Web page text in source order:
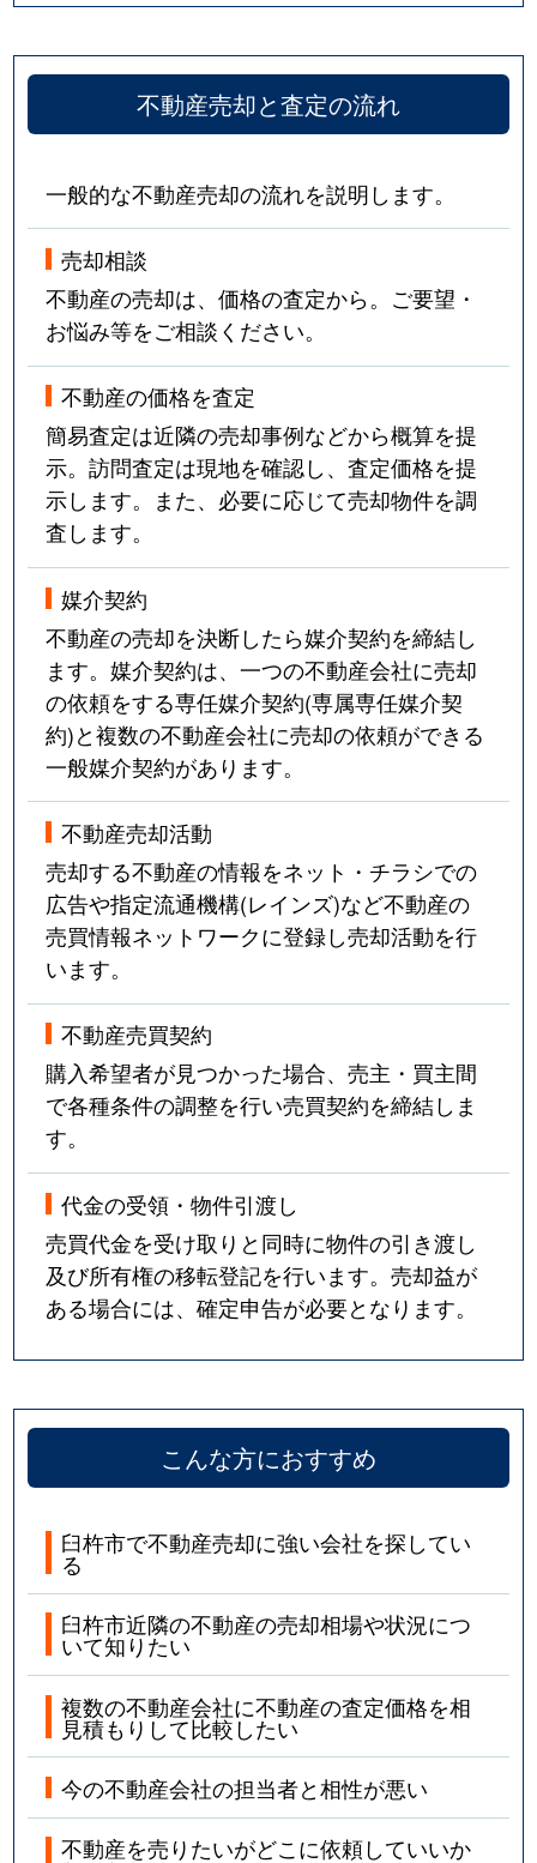
不動産売却と査定の流れ
一般的な不動産売却の流れを説明します。
売却相談
不動産の売却は、価格の査定から。ご要望・
お悩み等をご相談ください。
不動産の価格を査定
簡易査定は近隣の売却事例などから概算を提
示。訪問査定は現地を確認し、査定価格を提
示します。また、必要に応じて売却物件を調
査します。
媒介契約
不動産の売却を決断したら媒介契約を締結し
ます。媒介契約は、一つの不動産会社に売却
の依頼をする専任媒介契約(専属専任媒介契
約)と複数の不動産会社に売却の依頼ができる
一般媒介契約があります。
不動産売却活動
売却する不動産の情報をネット・チラシでの
広告や指定流通機構(レインズ)など不動産の
売買情報ネットワークに登録し売却活動を行
います。
不動産売買契約
購入希望者が見つかった場合、売主・買主間
で各種条件の調整を行い売買契約を締結しま
す。
代金の受領・物件引渡し
売買代金を受け取りと同時に物件の引き渡し
及び所有権の移転登記を行います。売却益が
ある場合には、確定申告が必要となります。
こんな方におすすめ
臼杵市で不動産売却に強い会社を探してい
る
臼杵市近隣の不動産の売却相場や状況につ
いて知りたい
複数の不動産会社に不動産の査定価格を相
見積もりして比較したい
今の不動産会社の担当者と相性が悪い
不動産を売りたいがどこに依頼していいか